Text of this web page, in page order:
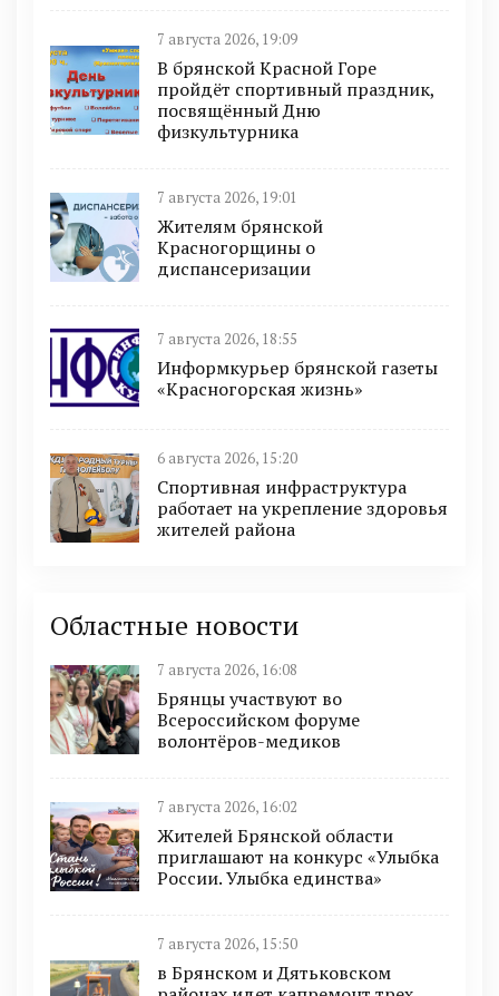
7 августа 2026, 19:09
В брянской Красной Горе
пройдёт спортивный праздник,
посвящённый Дню
физкультурника
7 августа 2026, 19:01
Жителям брянской
Красногорщины о
диспансеризации
7 августа 2026, 18:55
Информкурьер брянской газеты
«Красногорская жизнь»
6 августа 2026, 15:20
Спортивная инфраструктура
работает на укрепление здоровья
жителей района
Областные новости
7 августа 2026, 16:08
Брянцы участвуют во
Всероссийском форуме
волонтёров-медиков
7 августа 2026, 16:02
Жителей Брянской области
приглашают на конкурс «Улыбка
России. Улыбка единства»
7 августа 2026, 15:50
в Брянском и Дятьковском